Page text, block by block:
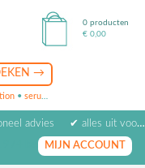
• serum
0 producten
€ 0,00
advies
✔ alles uit voorraad leverbaar
beoordelingen
MIJN ACCOUNT